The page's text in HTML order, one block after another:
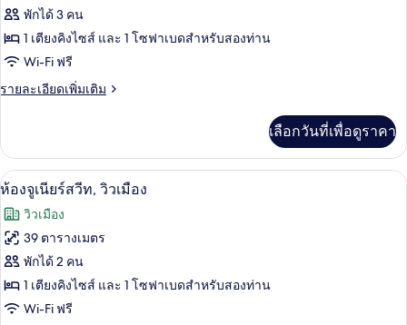
ของ
ห้อง
จู
เนียร์
(2+1)
พักได้ 3 คน
1 เตียงคิงไซส์ และ 1 โซฟาเบดสำหรับสองท่าน
Wi-Fi ฟรี
รายละเอียดเพิ่มเติม
ราย
เกี่ยว
กับ
ห้อง
เนียร์
สวี
(2+1)
เลือกวันที่เพื่อดูราคา
เปิด
ภาพถ่าย
ทั้งหมด
ของ
ห้อง
จู
มินิบาร์, ตู้นิรภัยในห้องพัก, โต๊ะทำงา
10
ห้องจูเนียร์สวีท, วิวเมือง
วิวเมือง
39 ตารางเมตร
พักได้ 2 คน
1 เตียงคิงไซส์ และ 1 โซฟาเบดสำหรับสองท่าน
Wi-Fi ฟรี